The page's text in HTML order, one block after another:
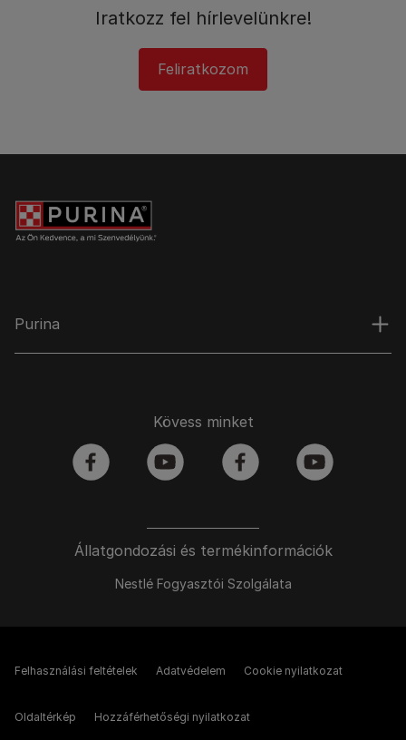
Iratkozz fel hírlevelünkre!​
Feliratkozom
Purina
Állatgondozási és termékinformációk
Nestlé Fogyasztói Szolgálata
Kövess minket
facebook youtube facebook youtube
Felhasználási feltételek Adatvédelem Cookie nyilatkozat
Oldaltérkép Hozzáférhetőségi nyilatkozat